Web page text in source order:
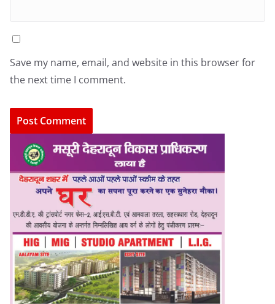
Save my name, email, and website in this browser for
the next time I comment.